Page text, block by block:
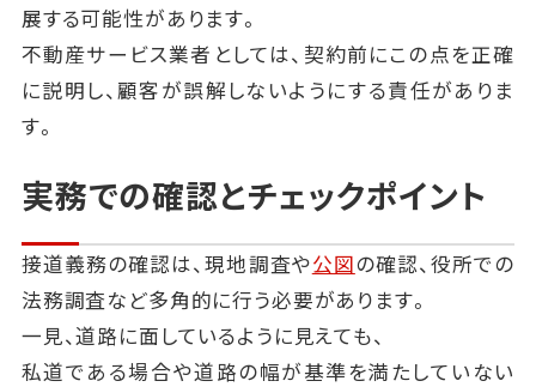
展する可能性があります。
不動産サービス業者としては、契約前にこの点を正確
に説明し、顧客が誤解しないようにする責任がありま
す。
実務での確認とチェックポイント
接道義務の確認は、現地調査や公図の確認、役所での
法務調査など多角的に行う必要があります。
一見、道路に面しているように見えても、
私道である場合や道路の幅が基準を満たしていない